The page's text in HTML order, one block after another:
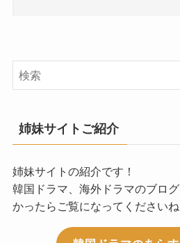
姉妹サイトご紹介
姉妹サイトの紹介です！
韓国ドラマ、海外ドラマのブロ
かったらご覧になってくださいね